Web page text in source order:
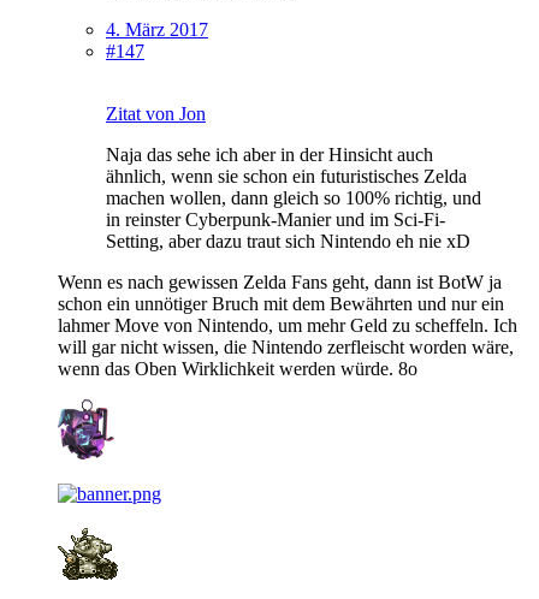
4. März 2017
#147
Zitat von Jon
Naja das sehe ich aber in der Hinsicht auch
ähnlich, wenn sie schon ein futuristisches Zelda
machen wollen, dann gleich so 100% richtig, und
in reinster Cyberpunk-Manier und im Sci-Fi-
Setting, aber dazu traut sich Nintendo eh nie xD
Wenn es nach gewissen Zelda Fans geht, dann ist BotW ja
schon ein unnötiger Bruch mit dem Bewährten und nur ein
lahmer Move von Nintendo, um mehr Geld zu scheffeln. Ich
will gar nicht wissen, die Nintendo zerfleischt worden wäre,
wenn das Oben Wirklichkeit werden würde. 8o